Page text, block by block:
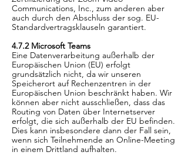
Communications, Inc., zum anderen aber
auch durch den Abschluss der sog. EU-
Standardvertragsklauseln garantiert.
4.7.2 Microsoft Teams
Eine Datenverarbeitung außerhalb der
Europäischen Union (EU) erfolgt
grundsätzlich nicht, da wir unseren
Speicherort auf Rechenzentren in der
Europäischen Union beschränkt haben. Wir
können aber nicht ausschließen, dass das
Routing von Daten über Internetserver
erfolgt, die sich außerhalb der EU befinden.
Dies kann insbesondere dann der Fall sein,
wenn sich Teilnehmende an Online-Meeting
in einem Drittland aufhalten.